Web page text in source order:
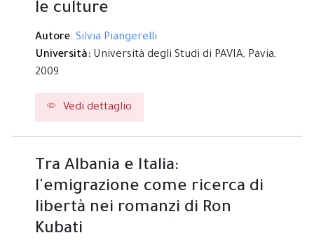
le culture
Autore: Silvia Piangerelli
Università: Università degli Studi di PAVIA, Pavia,
2009
Vedi dettaglio
Tra Albania e Italia:
l'emigrazione come ricerca di
libertà nei romanzi di Ron
Kubati